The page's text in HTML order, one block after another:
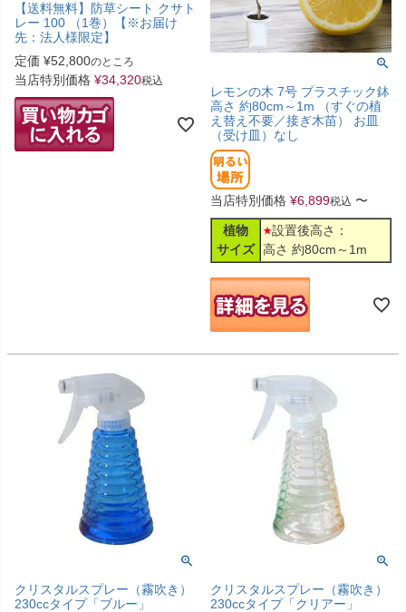
【送料無料】防草シート クサト
レー 100 （1巻）【※お届け
先：法人様限定】
定価 ¥52,800のところ
当店特別価格 ¥34,320税込
レモンの木 7号 プラスチック鉢
高さ 約80cm～1m （すぐの植
え替え不要／接ぎ木苗） お皿
（受け皿）なし
当店特別価格 ¥6,899税込 〜
植物
サイズ
設置後高さ：
高さ 約80cm～1m
クリスタルスプレー（霧吹き）
230ccタイプ「ブルー」
クリスタルスプレー（霧吹き）
230ccタイプ「クリアー」